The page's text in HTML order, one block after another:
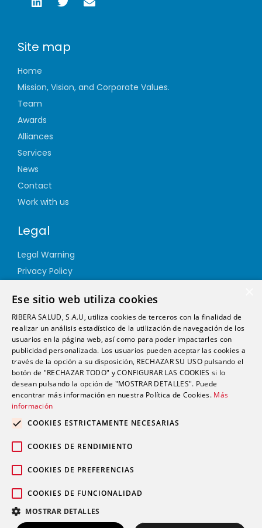
Site map
Home
Mission, Vision, and Corporate Values.
Team
Awards
Alliances
Services
News
Contact
Work with us
Legal
Legal Warning
Privacy Policy
Quality Policy
Information Security Policy
Ethics channel
Address
info@futurshealth.com
planta Elche 03203 (Alicante)
English
Español
Ese sitio web utiliza cookies
RIBERA SALUD, S.A.U, utiliza cookies de terceros con la finalidad de
realizar un análisis estadístico de la utilización de navegación de los
usuarios en la página web, así como para poder impactarles con
publicidad personalizada. Los usuarios pueden aceptar las cookies a
través de la opción a su disposición, RECHAZAR SU USO pulsando el
botón de "RECHAZAR TODO" y CONFIGURAR LAS COOKIES si lo
desean pulsando la opción de "MOSTRAR DETALLES". Puede
encontrar más información en nuestra Política de Cookies. Más
información
COOKIES ESTRICTAMENTE NECESARIAS
COOKIES DE RENDIMIENTO
COOKIES DE PREFERENCIAS
COOKIES DE FUNCIONALIDAD
MOSTRAR DETALLES